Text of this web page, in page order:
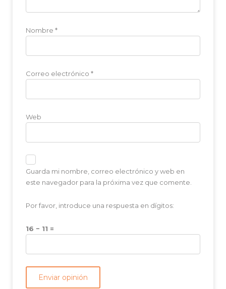
Nombre *
Correo electrónico *
Web
Guarda mi nombre, correo electrónico y web en
este navegador para la próxima vez que comente.
Por favor, introduce una respuesta en dígitos:
16 − 11 =